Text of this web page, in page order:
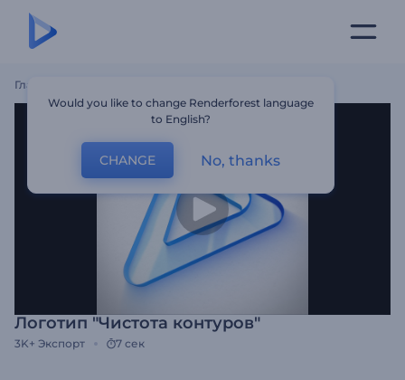
Главная
Логотип "Чистота контуров"
3K+ Экспорт 7 сек
Would you like to change Renderforest language
to English?
CHANGE No, thanks